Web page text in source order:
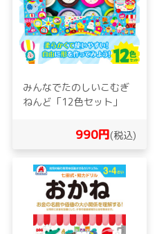
みんなでたのしいこむぎ
ねんど「12色セット」
990円(税込)